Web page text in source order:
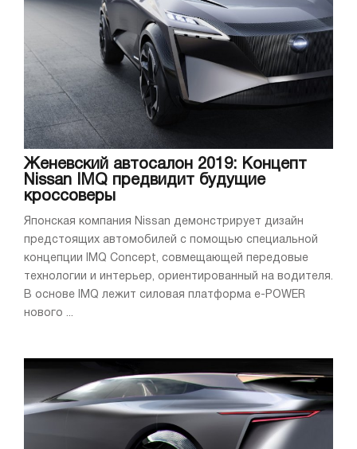
Женевский автосалон 2019: Концепт
Nissan IMQ предвидит будущие
кроссоверы
Японская компания Nissan демонстрирует дизайн
предстоящих автомобилей с помощью специальной
концепции IMQ Concept, совмещающей передовые
технологии и интерьер, ориентированный на водителя.
В основе IMQ лежит силовая платформа e-POWER
нового ...